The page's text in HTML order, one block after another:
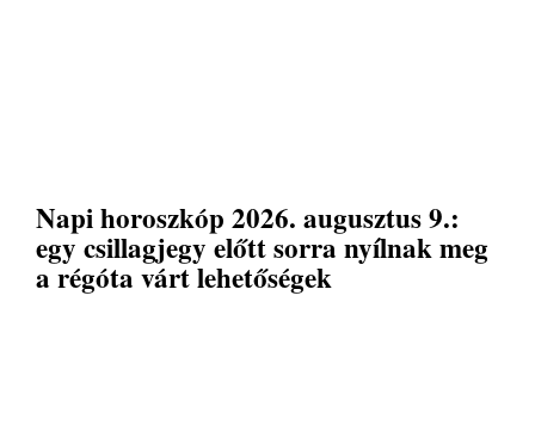
Napi horoszkóp 2026. augusztus 9.:
egy csillagjegy előtt sorra nyílnak meg
a régóta várt lehetőségek